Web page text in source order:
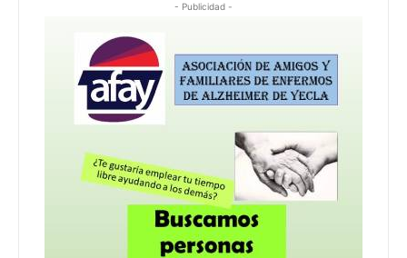
- Publicidad -